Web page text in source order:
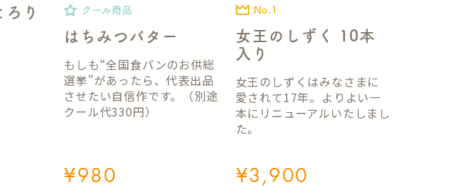
り
はちみつバター
クール商品
¥980
もしも“全国食パンのお供総
選挙”があったら、代表出品
させたい自信作です。（別途
クール代330円）
女王のしずく 10本
入り
No.1
¥3,900
女王のしずくはみなさまに
愛されて17年。よりよい一
本にリニューアルいたしまし
た。